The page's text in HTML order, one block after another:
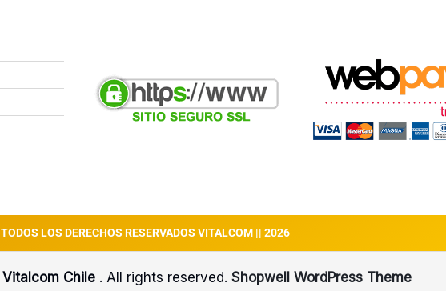
TODOS LOS DERECHOS RESERVADOS VITALCOM || 2026
Vitalcom Chile . All rights reserved. Shopwell WordPress Theme